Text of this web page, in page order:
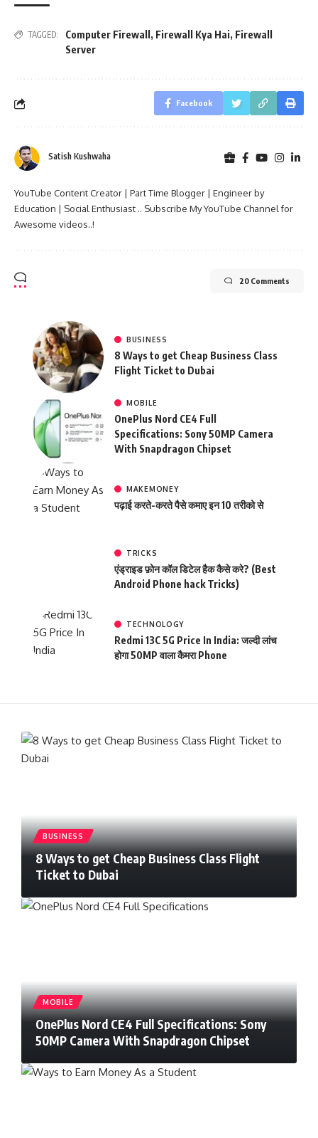
TAGGED: Computer Firewall , Firewall Kya Hai, Firewall
Server
Facebook
Satish Kushwaha
YouTube Content Creator | Part Time Blogger | Engineer by
Education | Social Enthusiast .. Subscribe My YouTube Channel for
Awesome videos..!
20 Comments
BUSINESS
8 Ways to get Cheap Business Class
Flight Ticket to Dubai
MOBILE
OnePlus Nord CE4 Full
Specifications: Sony 50MP Camera
With Snapdragon Chipset
MAKEMONEY
पढ़ाई करते-करते पैसे कमाए इन 10 तरीको से
TRICKS
एंड्राइड फ़ोन कॉल डिटेल हैक कैसे करे? (Best
Android Phone hack Tricks)
TECHNOLOGY
Redmi 13C 5G Price In India: जल्दी लांच
होगा 50MP वाला कैमरा Phone
BUSINESS
8 Ways to get Cheap Business Class Flight
Ticket to Dubai
MOBILE
OnePlus Nord CE4 Full Specifications: Sony
50MP Camera With Snapdragon Chipset